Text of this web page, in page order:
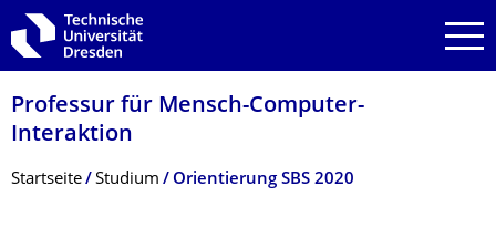
Zur Hauptnavigation springen
Zur Suche springen
Zum Inhalt springen
Professur für Mensch-Computer-
Interaktion
Breadcrumb-Menü
Startseite Studium Orientierung SBS 2020